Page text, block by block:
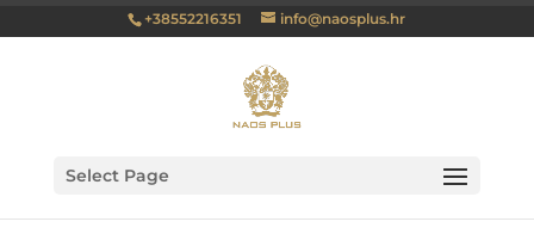
+38552216351 info@naosplus.hr
Select Page